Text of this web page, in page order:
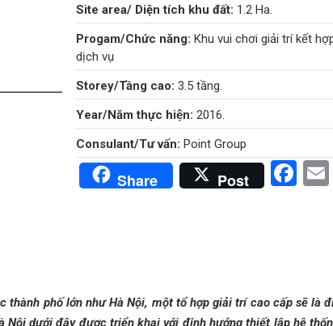
Site area/ Diện tích khu đất: 1.2 Ha.
Progam/Chức năng:Khu vui chơi giải trí kết
dịch vụ
Storey/Tầng cao:3.5 tầng.
Year/Năm thực hiện:2016.
Consulant/Tư vấn:Point Group
Share Post
thành phố lớn như Hà Nội, một tổ hợp giải trí cao cấp sẽ là
Nội dưới đây được triển khai với định hướng thiết lập hệ